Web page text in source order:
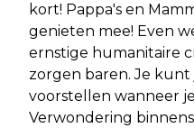
kort! Pappa's en
genieten mee! Even
ernstige humanitaire
zorgen baren. Je
voorstellen wanneer
Verwondering